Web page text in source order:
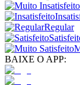
Regular
BAIXE O APP: